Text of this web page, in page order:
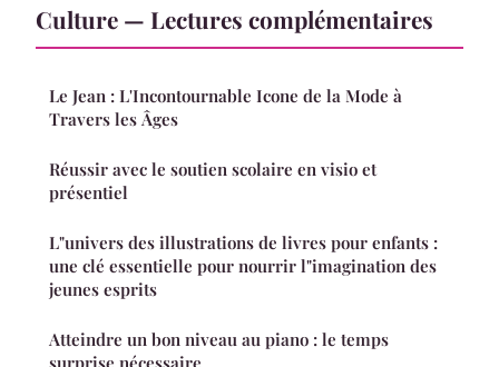
Culture — Lectures complémentaires
Le Jean : L'Incontournable Icone de la Mode à
Travers les Âges
Réussir avec le soutien scolaire en visio et
présentiel
L"univers des illustrations de livres pour enfants :
une clé essentielle pour nourrir l"imagination des
jeunes esprits
Atteindre un bon niveau au piano : le temps
surprise nécessaire